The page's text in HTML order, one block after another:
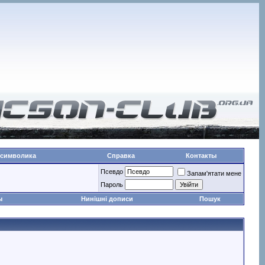
Справка Контакты
Псевдо
Запам'ятати мене
Пароль
Нинішні дописи Пошук